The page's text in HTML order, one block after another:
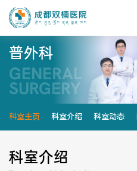
医院简介
设施设备
普外科
GENERAL
SURGERY
科室主页 科室介绍 科室动态
科室介绍